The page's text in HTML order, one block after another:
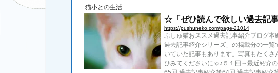
猫小との生活
☆「ぜひ読んで欲しい過去記
https://pushuneko.com/page-21014
ぷしゅ猫おススメ過去記事紹介ブログ
過去記事紹介シリーズ」の掲載分の一
いていた記事もあります。写真もたく
ひみてくださいにゃ♪５１回～最近紹介